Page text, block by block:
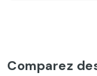
Comparez